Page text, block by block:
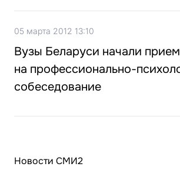
05 марта 2012 13:10
Вузы Беларуси начали
на профессионально-
собеседование
Новости СМИ2